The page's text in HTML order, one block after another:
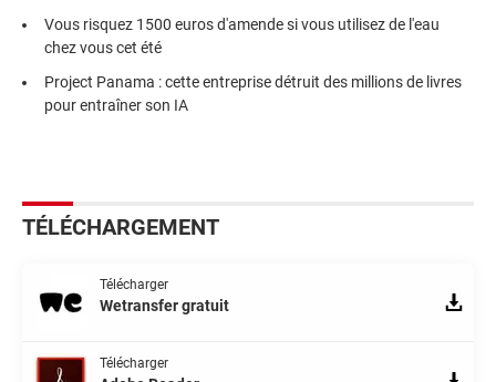
Vous risquez 1500 euros d'amende si vous utilisez de l'eau
chez vous cet été
Project Panama : cette entreprise détruit des millions de livres
pour entraîner son IA
TÉLÉCHARGEMENT
Télécharger
Wetransfer gratuit
Télécharger